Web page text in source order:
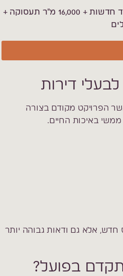
תיאור פרויקט מתחם אילת בת ים: 192 יח"ד ישנות ובנייה של כ- 800 יח"ד חדשות + 16,000 מ"ר תעסוקה +
דירות
הפרויקט מקודם בצורה
באיכות החיים.
חדש, אלא גם ודאות גבוהה יותר
בפועל?